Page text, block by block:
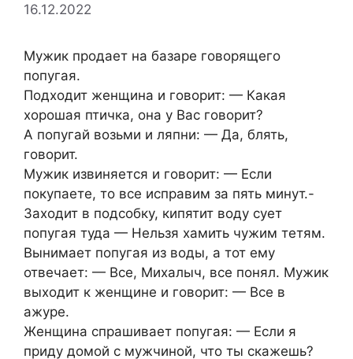
16.12.2022
Mужик продает на базаре говорящего
попугая.
Подходит женщина и говорит: — Какая
хорошая птичка, она у Вас говорит?
А попугай возьми и ляпни: — Да, блять,
говорит.
Мужик извиняется и говорит: — Если
покупаете, то все исправим за пять минут.-
Заходит в подсобку, кипятит воду сует
попугая туда — Нельзя хамить чужим тетям.
Вынимает попугая из воды, а тот ему
отвечает: — Все, Михалыч, все понял. Мужик
выходит к женщине и говорит: — Все в
ажуре.
Женщина спрашивает попугая: — Если я
приду домой с мужчиной, что ты скажешь?